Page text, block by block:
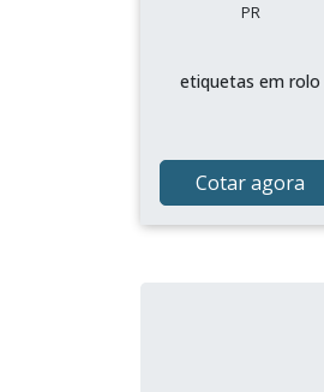
PR
etiquetas em rolo
Cotar agora